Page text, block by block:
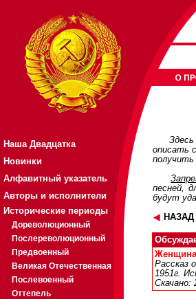
Наша Двадцатка
Новинки
Алфавитный указатель
Авторы и исполнители
Исторические периоды
Дореволюционный
Послереволюционный
Предвоенный
Великая Отечественная
Послевоенный
Оттепель
описать
получить
песней,
будут
НАЗАД
Рассказ
1951г.
Скачано: